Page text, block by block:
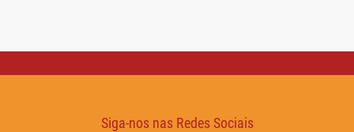
Siga-nos nas Redes Sociais